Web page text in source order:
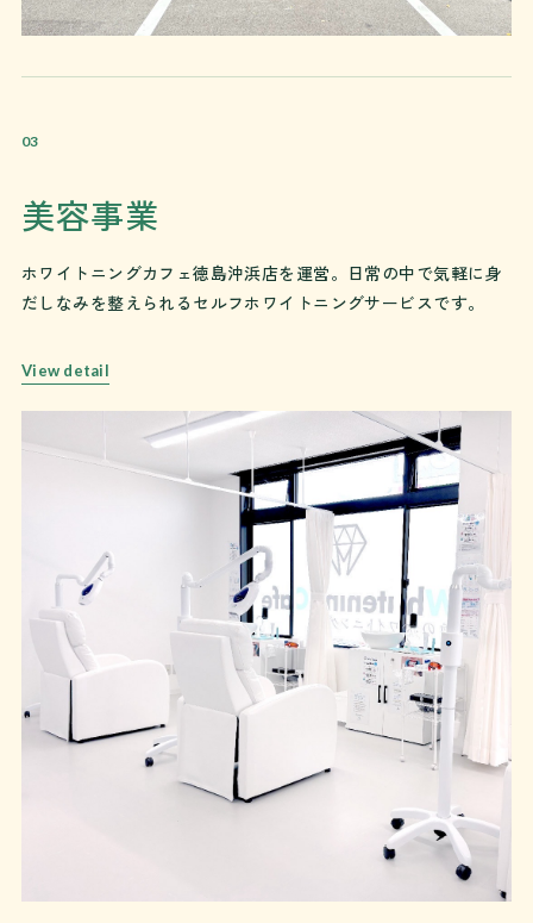
03
美容事業
ホワイトニングカフェ徳島沖浜店を運営。日常の中で気軽に身
だしなみを整えられる セルフホワイトニングサービスです。
View detail